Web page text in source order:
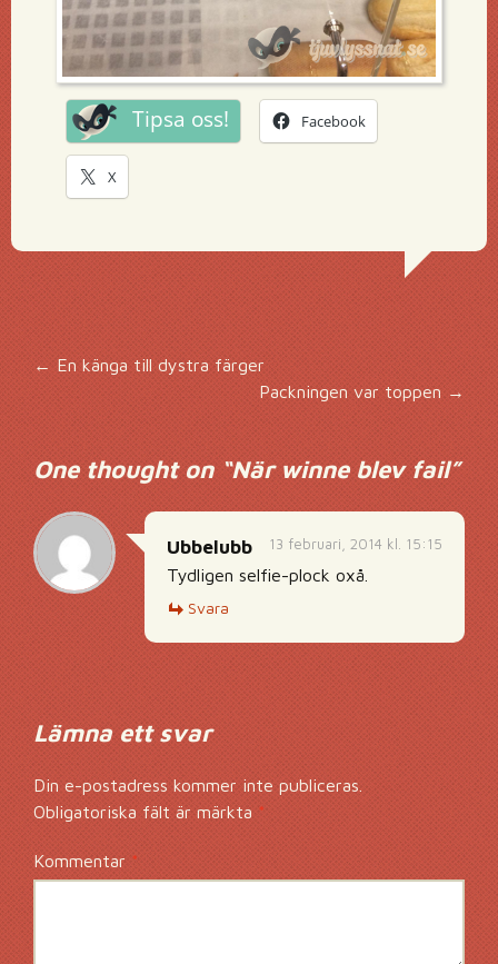
Tipsa oss! Facebook
X
Inläggsnavigering
← En känga till dystra färger
Packningen var toppen →
One thought on “När winne blev fail”
13 februari, 2014 kl. 15:15
Ubbelubb
Tydligen selfie-plock oxå.
Svara
Lämna ett svar
Din e-postadress kommer inte publiceras.
Obligatoriska fält är märkta*
Kommentar*